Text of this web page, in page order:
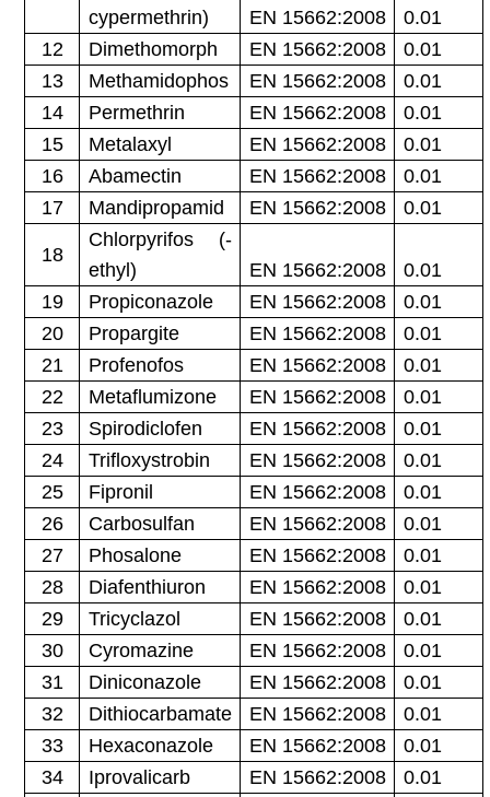
cypermethrin)
EN 15662:2008
0.01
12
Dimethomorph EN 15662:2008
0.01
13
Methamidophos EN 15662:2008
0.01
14
Permethrin EN 15662:2008
0.01
15
Metalaxyl EN 15662:2008
0.01
16
Abamectin EN 15662:2008
0.01
17
Mandipropamid EN 15662:2008 0.01
18
Chlorpyrifos (-
ethyl)
EN 15662:2008
0.01
19
Propiconazole EN 15662:2008
0.01
20
Propargite EN 15662:2008
0.01
21
Profenofos EN 15662:2008
0.01
22
Metaflumizone EN 15662:2008
0.01
23
Spirodiclofen EN 15662:2008
0.01
24
Trifloxystrobin EN 15662:2008
0.01
25
Fipronil EN 15662:2008
0.01
26
Carbosulfan EN 15662:2008
0.01
27
Phosalone EN 15662:2008
0.01
28
Diafenthiuron EN 15662:2008
0.01
29
Tricyclazol EN 15662:2008
0.01
30
Cyromazine EN 15662:2008
0.01
31
Diniconazole EN 15662:2008
0.01
32
Dithiocarbamate EN 15662:2008
0.01
33
Hexaconazole EN 15662:2008
0.01
34
Iprovalicarb EN 15662:2008
0.01